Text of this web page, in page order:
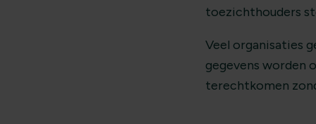
toezichthouders
Veel organisaties
gegevens worden
terechtkomen